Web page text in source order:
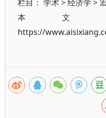
栏目： 学术>经济学 >
本文
https://